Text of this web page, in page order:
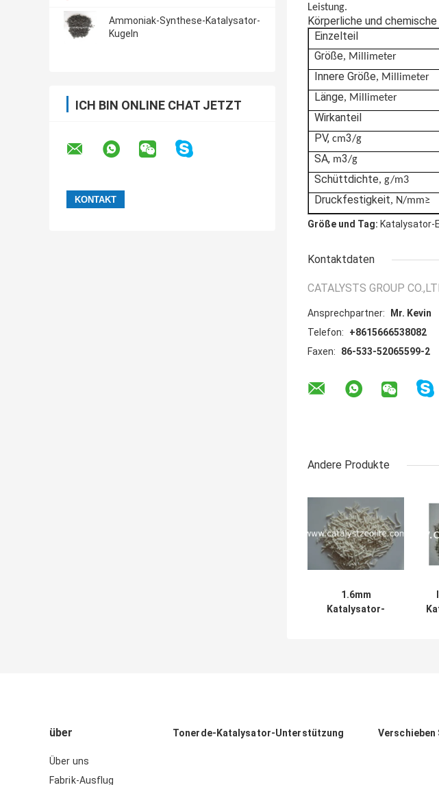
Ammoniak-Synthese-Katalysator-
Kugeln
ICH BIN ONLINE CHAT JETZT
Leistung.
Körperliche und
Einzelteil
Größe, Millimeter
Innere Größe, Millimeter
Länge, Millimeter
Wirkanteil
PV, cm3/g
SA, m3/g
Schüttdichte, g/m3
Druckfestigkeit, N/mm≥
Größe und Tag: Katalysator-
Kontaktdaten
CATALYSTS GROUP
Ansprechpartner:
Mr. Kevin
Telefon:
+8615666538082
Faxen:
86-533-52065599-2
Andere Produkte
1.6mm
Katalysator-
über
Über uns
Fabrik-Ausflug
Tonerde-Katalysator-Unterstützung Verschieben